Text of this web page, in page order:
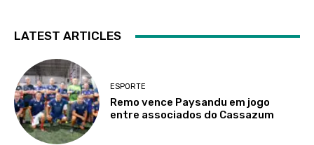
LATEST ARTICLES
ESPORTE
Remo vence Paysandu em jogo
entre associados do Cassazum